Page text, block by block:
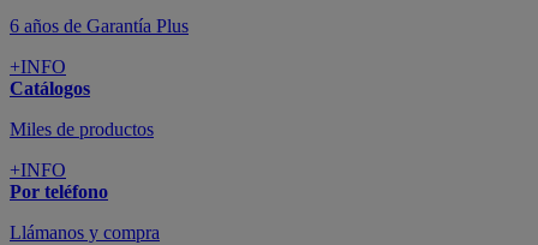
6 años de Garantía Plus
+INFO
Catálogos
Miles de productos
+INFO
Por teléfono
Llámanos y compra